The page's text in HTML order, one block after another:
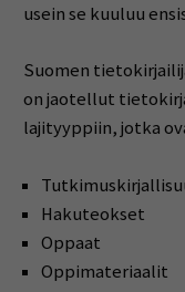
usein se kuuluu
Suomen
on jaotellut
lajityyppiin, jotka
Hakuteokset
Oppaat
Oppimateriaalit